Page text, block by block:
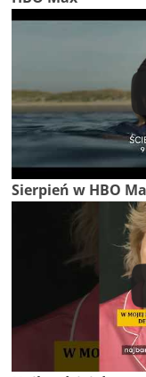
Sierpień w HBO